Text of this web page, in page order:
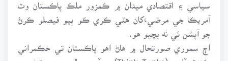
سياسي ۽ اقتصادي ميدان ۾ ڪمزور ملڪ پاڪستان وٽ
آمريڪا جي مرضيءَکان هٽي ڪري ڪو ٻيو فيصلو ڪرڻ
جو آپشن ئي نه بچيو هو.
اڄ سموري صورتحال ۾ هاڻ اهو پاڪستان تي حڪمراني
ڪندڙ ڏاهن (Think Tanks)، پرڏيهي پاليسين جوڙڻ جي